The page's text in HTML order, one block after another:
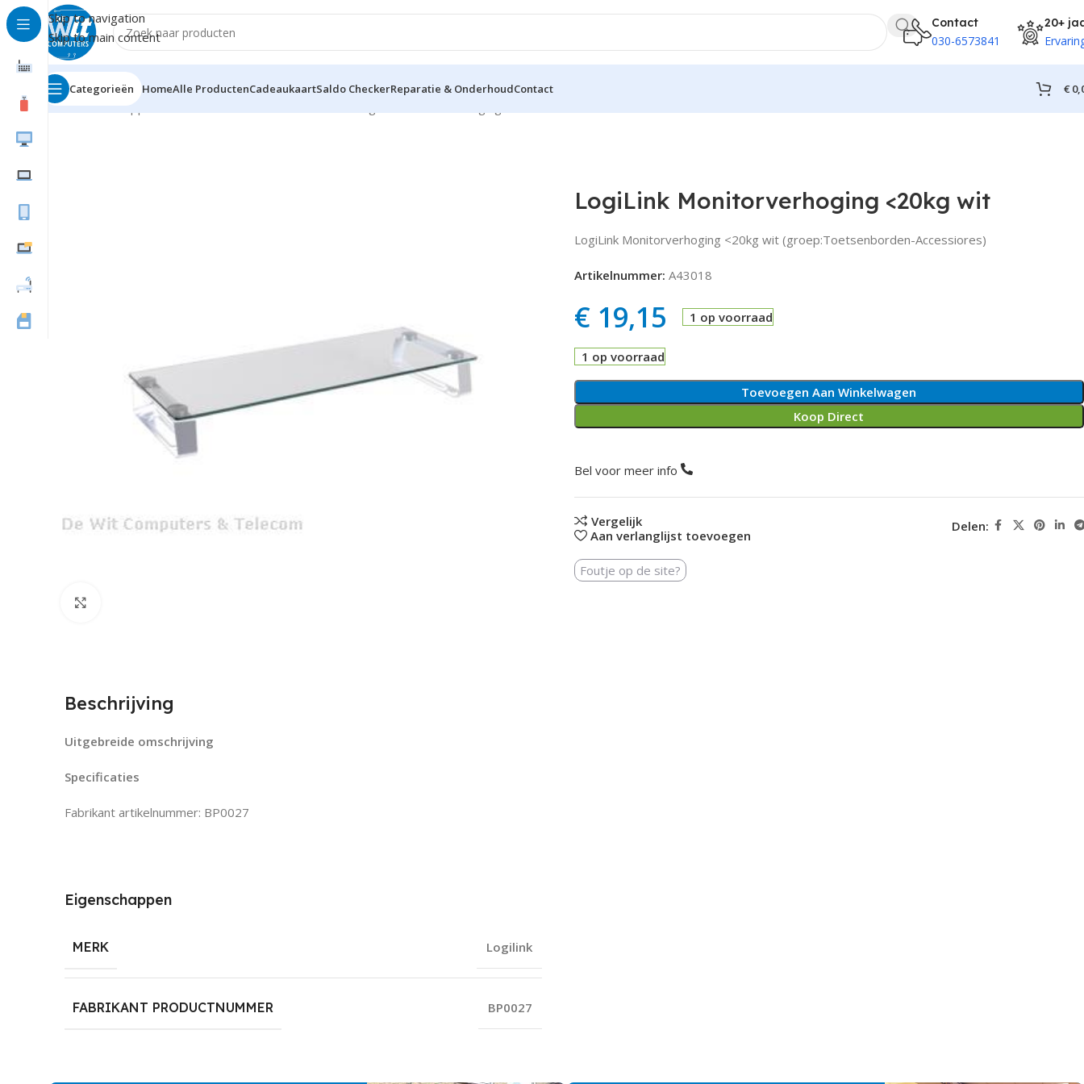
Skip to navigation
Skip to main content
Contact
030-6573841
20+
Categorieën HomeAlle ProductenCadeaukaartSaldo CheckerReparatie & OnderhoudContact €
Home Randapparatuur
LogiLink Monitorverhoging <20kg wit
LogiLink Monitorverhoging <20kg wit (groep:Toetsenborden-Accessiores)
Artikelnummer: A43018
€19,15 1 op voorraad
1 op voorraad
Toevoegen Aan Winkelwagen
Koop Direct
Bel voor meer info
Vergelijk
Aan verlanglijst toevoegen
Delen:
Foutje op de site?
Beschrijving
Uitgebreide omschrijving
Specificaties
Fabrikant artikelnummer: BP0027
Eigenschappen
MERK Logilink
FABRIKANT PRODUCTNUMMER BP0027